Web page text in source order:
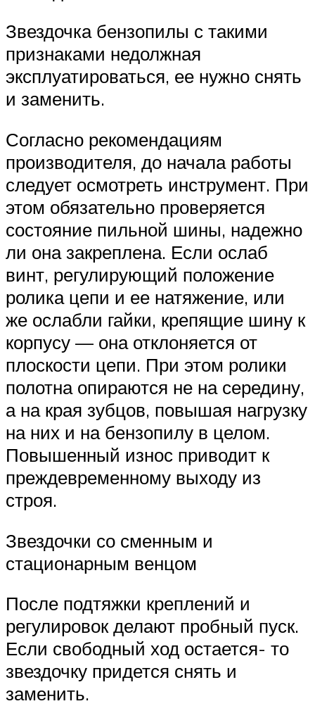
Звездочка бензопилы с такими
признаками недолжная
эксплуатироваться, ее нужно снять
и заменить.
Согласно рекомендациям
производителя, до начала работы
следует осмотреть инструмент. При
этом обязательно проверяется
состояние пильной шины, надежно
ли она закреплена. Если ослаб
винт, регулирующий положение
ролика цепи и ее натяжение, или
же ослабли гайки, крепящие шину к
корпусу — она отклоняется от
плоскости цепи. При этом ролики
полотна опираются не на середину,
а на края зубцов, повышая нагрузку
на них и на бензопилу в целом.
Повышенный износ приводит к
преждевременному выходу из
строя.
Звездочки со сменным и
стационарным венцом
После подтяжки креплений и
регулировок делают пробный пуск.
Если свободный ход остается- то
звездочку придется снять и
заменить.